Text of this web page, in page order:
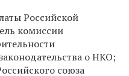
Российской
комиссии
о НКО;
союза